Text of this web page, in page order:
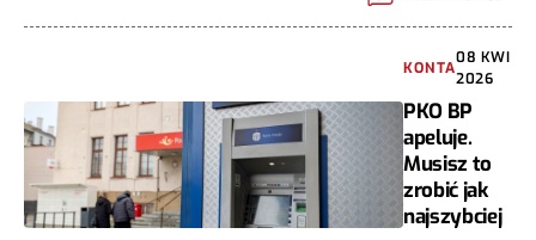
KONTA
08 KWI
2026
PKO BP
apeluje.
Musisz to
zrobić jak
najszybciej